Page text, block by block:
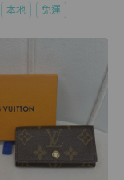
本地 免運